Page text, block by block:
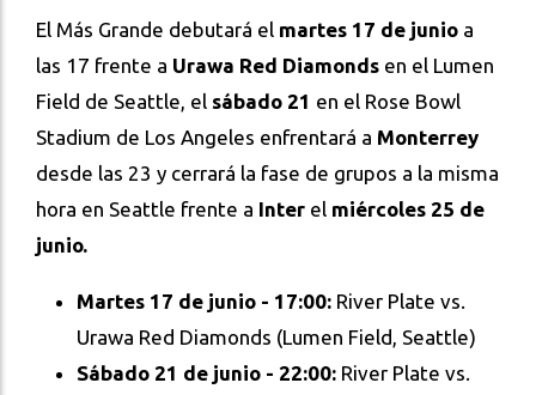
El Más Grande debutará el martes 17 de junio a
las 17 frente a Urawa Red Diamonds en el Lumen
Field de Seattle, el sábado 21 en el Rose Bowl
Stadium de Los Angeles enfrentará a Monterrey
desde las 23 y cerrará la fase de grupos a la misma
hora en Seattle frente a Inter el miércoles 25 de
junio.
Martes 17 de junio - 17:00: River Plate vs.
Urawa Red Diamonds (Lumen Field, Seattle)
Sábado 21 de junio - 22:00: River Plate vs.